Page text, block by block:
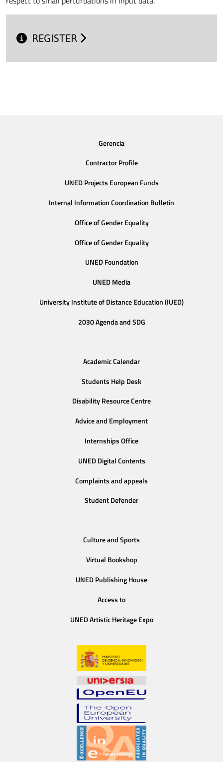
REGISTER
Gerencia
Contractor Profile
UNED Projects European Funds
Internal Information Coordination Bulletin
Office of Gender Equality
Office of Gender Equality
UNED Foundation
UNED Media
University Institute of Distance Education (IUED)
2030 Agenda and SDG
Academic Calendar
Students Help Desk
Disability Resource Centre
Advice and Employment
Internships Office
UNED Digital Contents
Complaints and appeals
Student Defender
Culture and Sports
Virtual Bookshop
UNED Publishing House
Access to
UNED Artistic Heritage Expo